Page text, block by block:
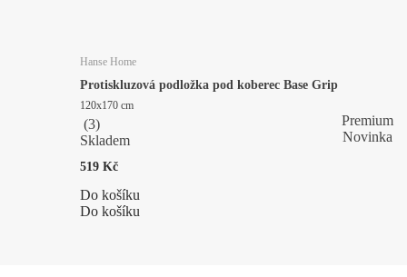
Hanse Home
Protiskluzová podložka pod koberec Base Grip
120x170 cm
(3)
Skladem
519 Kč
Do košíku
Do košíku
Premium
Novinka